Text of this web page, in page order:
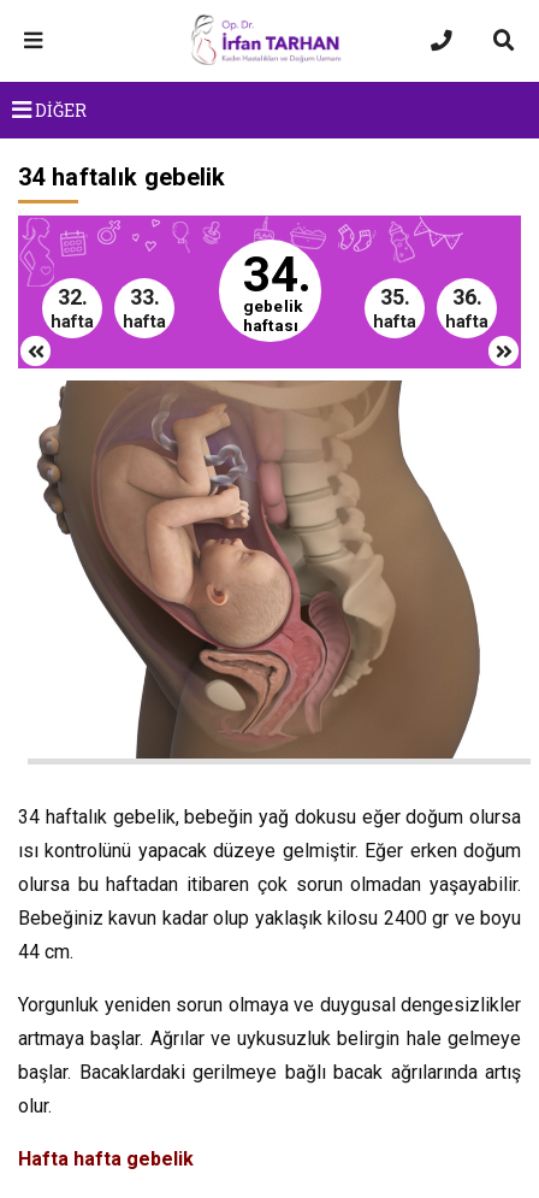
DİĞER
34 haftalık gebelik
34.
gebelik
haftası
32.
hafta
33.
hafta
35.
hafta
36.
hafta
34 haftalık gebelik, bebeğin yağ dokusu eğer doğum olursa
ısı kontrolünü yapacak düzeye gelmiştir. Eğer erken doğum
olursa bu haftadan itibaren çok sorun olmadan yaşayabilir.
Bebeğiniz kavun kadar olup yaklaşık kilosu 2400 gr ve boyu
44 cm.
Yorgunluk yeniden sorun olmaya ve duygusal dengesizlikler
artmaya başlar. Ağrılar ve uykusuzluk belirgin hale gelmeye
başlar. Bacaklardaki gerilmeye bağlı bacak ağrılarında artış
olur.
Hafta hafta gebelik